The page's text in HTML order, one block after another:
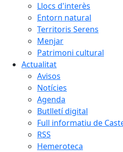
Llocs d'interès
Entorn natural
Territoris Serens
Menjar
Patrimoni cultural
Actualitat
Avisos
Notícies
Agenda
Butlletí digital
Full informatiu de
RSS
Hemeroteca